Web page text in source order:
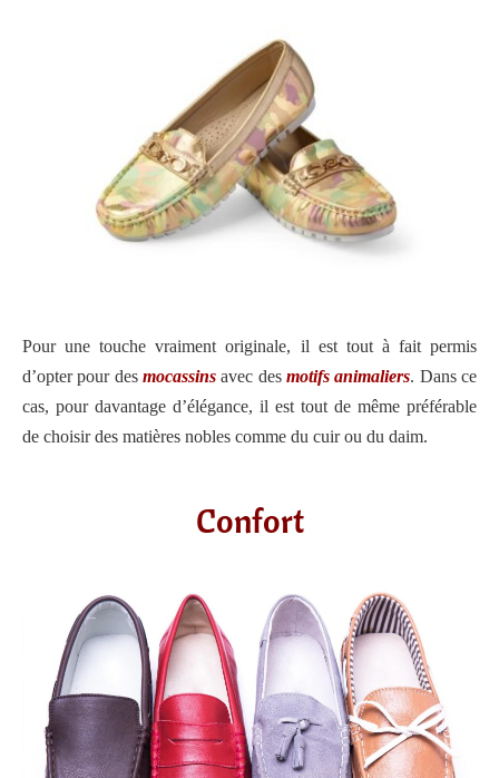
Pour une touche vraiment originale, il est tout à fait permis
d’opter pour des mocassins avec des motifs animaliers. Dans ce
cas, pour davantage d’élégance, il est tout de même préférable
de choisir des matières nobles comme du cuir ou du daim.
Confort